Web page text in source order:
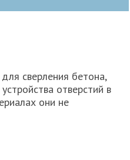
сверления бетона,
отверстий в
они не